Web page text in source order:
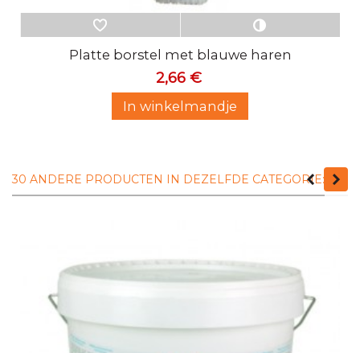
Platte borstel met blauwe haren
2,66 €
In winkelmandje
30 ANDERE PRODUCTEN IN DEZELFDE CATEGORIE: